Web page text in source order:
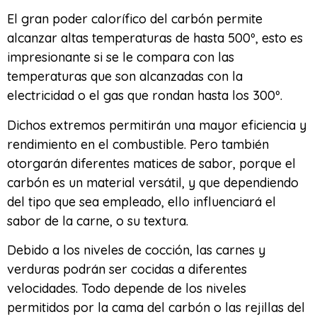
El gran poder calorífico del carbón permite
alcanzar altas temperaturas de hasta 500º, esto es
impresionante si se le compara con las
temperaturas que son alcanzadas con la
electricidad o el gas que rondan hasta los 300º.
Dichos extremos permitirán una mayor eficiencia y
rendimiento en el combustible. Pero también
otorgarán diferentes matices de sabor, porque el
carbón es un material versátil, y que dependiendo
del tipo que sea empleado, ello influenciará el
sabor de la carne, o su textura.
Debido a los niveles de cocción, las carnes y
verduras podrán ser cocidas a diferentes
velocidades. Todo depende de los niveles
permitidos por la cama del carbón o las rejillas del